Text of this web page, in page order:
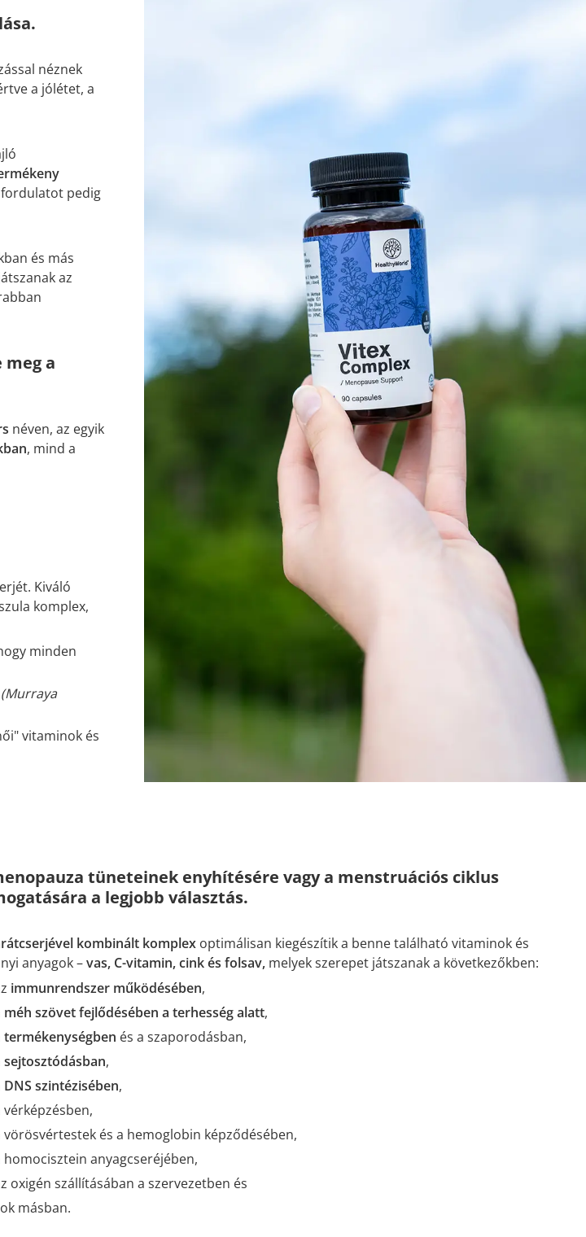
néznek
a jólétet, a
pedig
és más
az
a
néven, az egyik
, mind a
Kiváló
komplex,
minden
(Murraya
vitaminok és
tüneteinek enyhítésére vagy a menstruációs ciklus
a legjobb választás.
kombinált komplex optimálisan kiegészítik a benne található vitaminok és
anyagok –vas, C-vitamin, cink és folsav, melyek szerepet játszanak a következőkben:
immunrendszer működésében,
méh szövet fejlődésében a terhesség alatt,
termékenységben és a szaporodásban,
sejtosztódásban,
DNS szintézisében,
vérképzésben,
vörösvértestek és a hemoglobin képződésében,
homocisztein anyagcseréjében,
oxigén szállításában a szervezetben és
másban.